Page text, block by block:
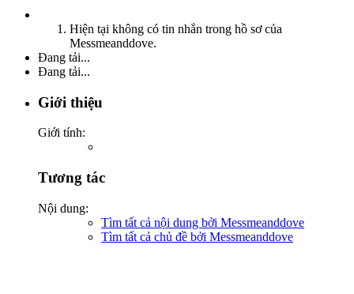
Hiện tại không có tin nhắn trong hồ sơ của
Messmeanddove.
Đang tải...
Đang tải...
Giới thiệu
Giới tính:
Tương tác
Nội dung:
Tìm tất cả nội dung bởi Messmeanddove
Tìm tất cả chủ đề bởi Messmeanddove